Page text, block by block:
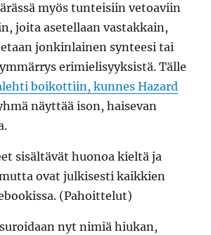
myös tunteisiin vetoaviin
joita asetellaan vastakkain,
jonkinlainen synteesi tai
erimielisyyksistä. Tälle
boikottiin, kunnes Hazard
näyttää ison, haisevan
sisältävät huonoa kieltä ja
ovat julkisesti kaikkien
(Pahoittelut)
nyt nimiä hiukan,